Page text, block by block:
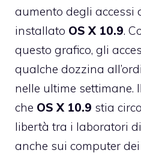
aumento degli accessi
installato OS X 10.9.
questo grafico, gli
qualche dozzina
nelle ultime settimane.
che OS X 10.9 stia
libertà tra i laboratori di
anche sui computer